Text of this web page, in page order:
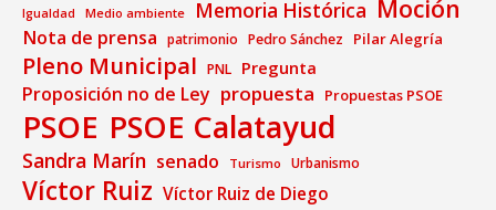
Igualdad Medio ambiente Memoria Histórica Moción
Nota de prensa patrimonio Pedro Sánchez Pilar Alegría
Pleno Municipal PNL Pregunta
Proposición no de Ley propuesta Propuestas PSOE
PSOE PSOE Calatayud
Sandra Marín senado Turismo Urbanismo
Víctor Ruiz Víctor Ruiz de Diego